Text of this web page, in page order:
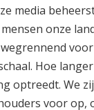
media
onze
Hoe
optreedt. We
voor op,